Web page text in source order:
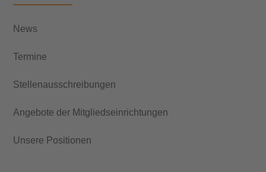
News
Termine
Stellenausschreibungen
Angebote der Mitgliedseinrichtungen
Unsere Positionen